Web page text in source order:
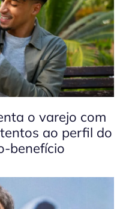
o varejo com
ao perfil do
benefício